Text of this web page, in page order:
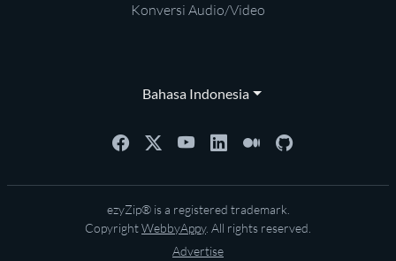
Konversi Audio/Video
Bahasa Indonesia
ezyZip® is a registered trademark.
CopyrightWebbyAppy. All rights reserved.
Advertise